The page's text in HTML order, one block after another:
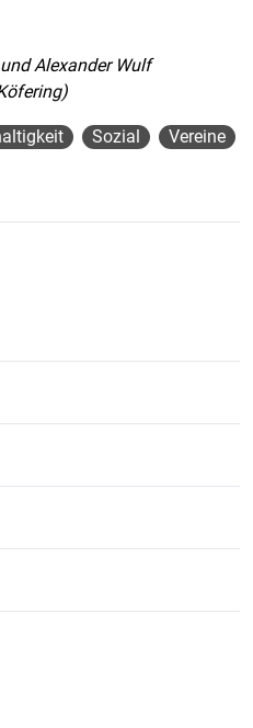
Alexander Wulf
Sozial Vereine